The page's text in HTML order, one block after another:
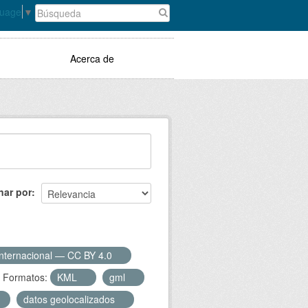
▼
Acerca de
por
— CC BY 4.0
Formatos:
KML
gml
datos geolocalizados